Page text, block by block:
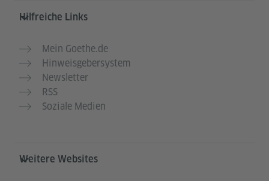
Hilfreiche Links
Mein Goethe.de
Hinweisgebersystem
Newsletter
RSS
Soziale Medien
Weitere Websites